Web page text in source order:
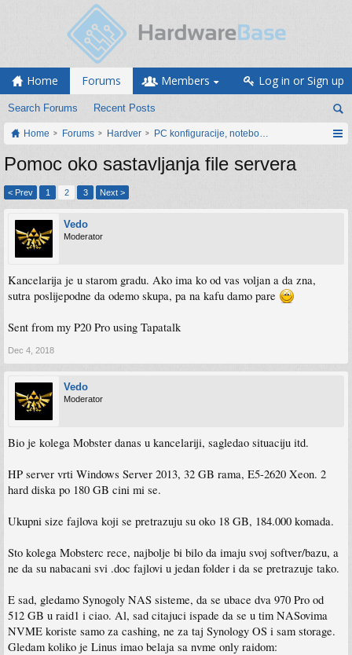
Home Forums
Search Forums Recent Posts
Members Log in or Sign up
Home Forums Hardver PC konfiguracije, notebook računari, servis
Pomoc oko sastavljanja file servera
< Prev 1 2 3 Next >
Vedo
Moderator
Kancelarija je u starom gradu. Ako ima ko od vas voljan a da zna,
sutra poslijepodne da odemo skupa, pa na kafu damo pare
Sent from my P20 Pro using Tapatalk
Dec 4, 2018
Vedo
Moderator
Bio je kolega Mobster danas u kancelariji, sagledao situaciju itd.
HP server vrti Windows Server 2013, 32 GB rama, E5-2620 Xeon. 2
hard diska po 180 GB cini mi se.
Ukupni size fajlova koji se pretrazuju su oko 18 GB, 184.000 komada.
Sto kolega Mobsterc rece, najbolje bi bilo da imaju svoj softver/bazu, a
ne da su nabacani svi .doc fajlovi u jedan folder i da se pretrazuje tako.
E sad, gledamo Synogoly NAS sisteme, da se ubace dva 970 Pro od
512 GB u raid1 i ciao. Al, sad citajuci ispade da se u tim NASovima
NVME koriste samo za cashing, ne za taj Synology OS i sam storage.
Gledam koliko je Linus imao belaja sa nvme only raidom: